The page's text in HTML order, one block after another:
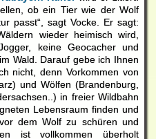
ob ein Tier wie der Wolf
passt“, sagt Vocke. Er sagt:
wieder heimisch wird,
keine Geocacher und
Wald. Darauf gebe ich Ihnen
nicht, denn Vorkommen von
und Wölfen (Brandenburg,
in freier Wildbahn
Lebensraum finden und
dem Wolf zu schüren und
ist vollkommen überholt